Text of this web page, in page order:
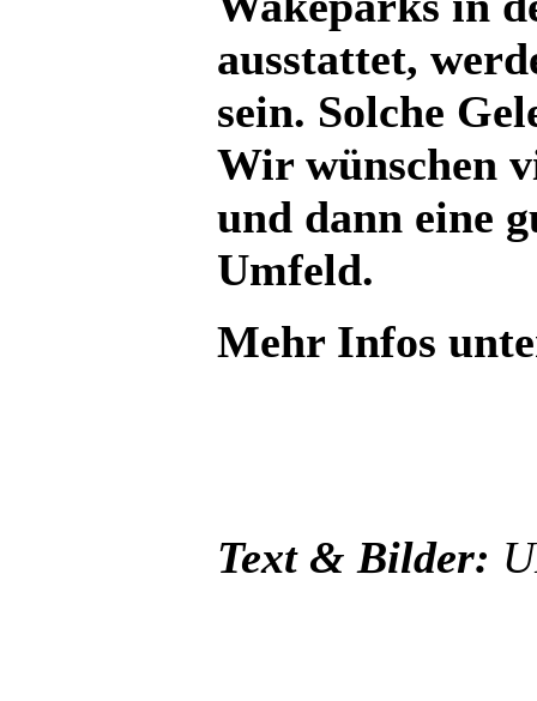
ausstattet,
sein. Solche
Wir wünschen
und dann eine
Umfeld.
Mehr Infos
Text & Bilder: